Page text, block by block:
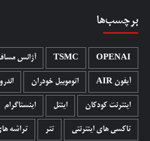
برچسب‌ها
OPENAI
TSMC آژانس
آیفون AIR اتوموبیل خودران
اینترنت کودکان اینتل اینستاگرام
تاکسی های اینترنتی تتر تراشه